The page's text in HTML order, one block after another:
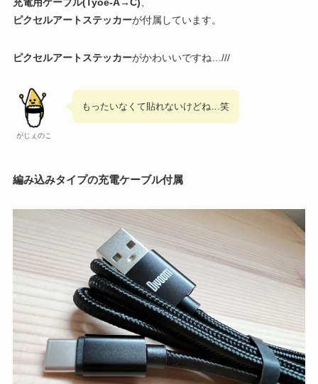
ピクセルアートステッカーが付属しています。
ピクセルアートステッカーがかわいいですね…///
がじぇのこ
もったいなくて貼れないけどね…笑
編み込みタイプの充電ケーブル付属